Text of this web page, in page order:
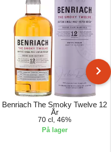
Benriach The Smoky Twelve 12
År
70 cl, 46%
På lager